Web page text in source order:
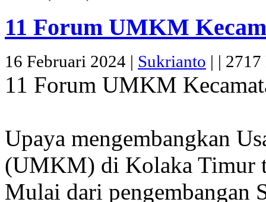
11 Forum UMKM
16 Februari 2024 | Sukrianto | |
11 Forum UMKM
Upaya mengembangkan
(UMKM) di Kolaka Timur
Mulai dari pengembangan